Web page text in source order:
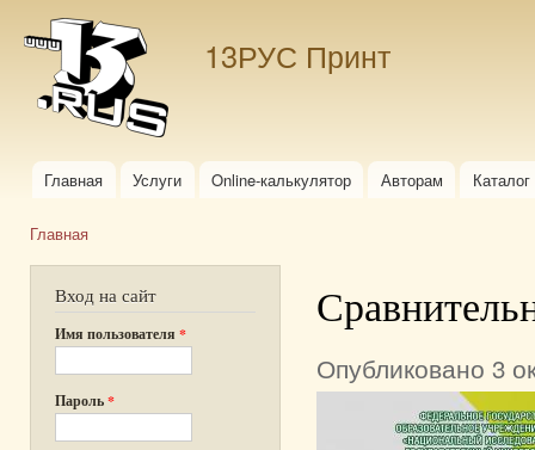
13РУС Принт
Главное меню
Главная Услуги Online-калькулятор Авторам
Главная
Вход на сайт
Имя пользователя *
Пароль*
Опубликовано 3